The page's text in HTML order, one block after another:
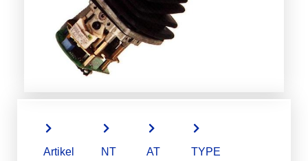
Artikel
NT
AT
TYPE